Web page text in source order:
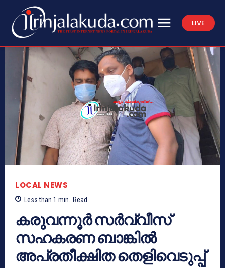
LIVE
LOCAL NEWS
Less than 1 min. Read
കരുവന്നൂര്‍ സര്‍വ്വീസ്
സഹകരണ ബാങ്കിൽ
അപ്രതീക്ഷിത തെളിവെടുപ്പ്